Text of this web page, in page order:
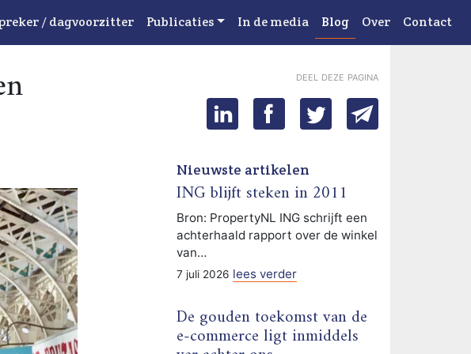
/ dagvoorzitter Publicaties In de media Blog Over Contact
deel deze pagina
Nieuwste artikelen
ING blijft steken in 2011
Bron: PropertyNL ING schrijft een
achterhaald rapport over de winkel
van…
7 juli 2026 lees verder
De gouden toekomst van de
e-commerce ligt inmiddels